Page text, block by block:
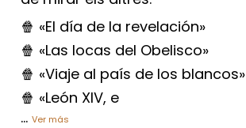
🍿 «El día de la revelación»
🍿 «Las locas del Obelisco»
🍿 «Viaje al país de los blancos»
🍿 «León XIV, e
... Ver más